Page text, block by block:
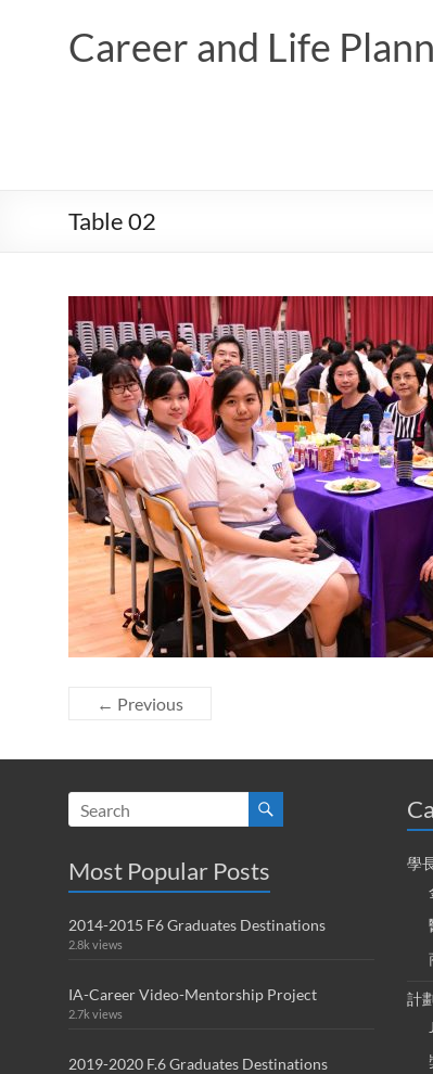
Career and Life
Table 02
← Previous
Most Popular Posts
2014-2015 F6 Graduates Destinations
2.8k views
IA-Career Video-Mentorship Project
2.7k views
2019-2020 F.6 Graduates Destinations
學
計